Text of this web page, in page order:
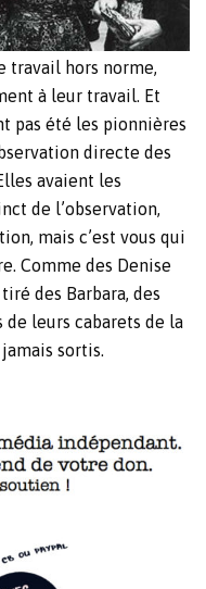
travail hors norme,
à leur travail. Et
pas été les pionnières
directe des
avaient les
de l’observation,
mais c’est vous qui
Comme des Denise
des Barbara, des
de leurs cabarets de la
sortis.